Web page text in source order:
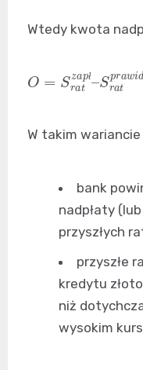
Wtedy kwota
=Sra zapł–
192
W takim
bank
nadpłaty
przyszłych
przyszłe
kredytu
niż
wysokim